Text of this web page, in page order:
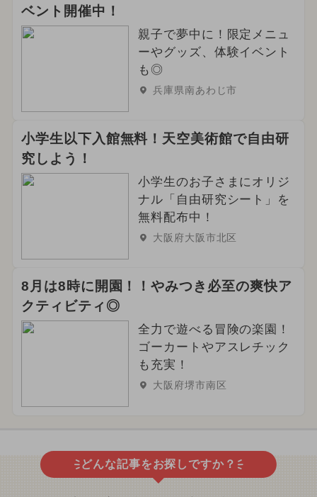
ベント開催中！
親子で夢中に！限定メニュ
ーやグッズ、体験イベント
も◎
兵庫県南あわじ市
小学生以下入館無料！天空美術館で自由研
究しよう！
小学生のお子さまにオリジ
ナル「自由研究シート」を
無料配布中！
大阪府大阪市北区
8月は8時に開園！！やみつき必至の爽快ア
クティビティ◎
全力で遊べる冒険の楽園！
ゴーカートやアスレチック
も充実！
大阪府堺市南区
どんな記事をお探しですか？